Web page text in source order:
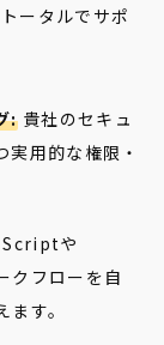
ータルでサポ
:貴社のセキュ
実用的な権限・
や
クフローを自
す。